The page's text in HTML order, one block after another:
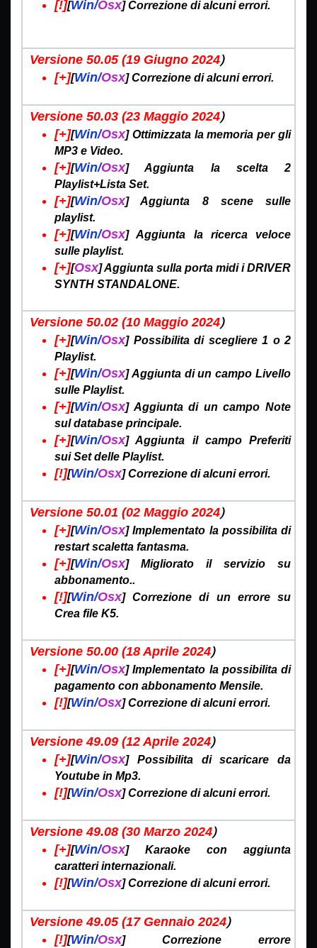
[!][Win/Osx] Correzione di alcuni errori.
Versione 50.05 (19 Giugno 2024)
[+][Win/Osx] Correzione di alcuni errori.
Versione 50.03 (23 Maggio 2024)
[+][Win/Osx] Ottimizzata la memoria per gli
MP3 e Video.
[+][Win/Osx] Aggiunta la scelta 2
Playlist+Lista Set.
[+][Win/Osx] Aggiunta 8 scene sulle
playlist.
[+][Win/Osx] Aggiunta la ricerca veloce
sulle playlist.
[+][Osx] Aggiunta sulla porta midi i DRIVER
SYNTH STANDALONE.
Versione 50.02 (10 Maggio 2024)
[+][Win/Osx] Possibilita di scegliere 1 o 2
Playlist.
[+][Win/Osx] Aggiunta di un campo Livello
sulle Playlist.
[+][Win/Osx] Aggiunta di un campo Note
sul database principale.
[+][Win/Osx] Aggiunta il campo Preferiti
sui Set delle Playlist.
[!][Win/Osx] Correzione di alcuni errori.
Versione 50.01 (02 Maggio 2024)
[+][Win/Osx] Implementato la possibilita di
restart scaletta fantasma.
[+][Win/Osx] Migliorato il servizio su
abbonamento..
[!][Win/Osx] Correzione di un errore su
Crea file K5.
Versione 50.00 (18 Aprile 2024)
[+][Win/Osx] Implementato la possibilita di
pagamento con abbonamento Mensile.
[!][Win/Osx] Correzione di alcuni errori.
Versione 49.09 (12 Aprile 2024)
[+][Win/Osx] Possibilita di scaricare da
Youtube in Mp3.
[!][Win/Osx] Correzione di alcuni errori.
Versione 49.08 (30 Marzo 2024)
[+][Win/Osx] Karaoke con aggiunta
caratteri internazionali.
[!][Win/Osx] Correzione di alcuni errori.
Versione 49.05 (17 Gennaio 2024)
[!][Win/Osx]
Correzione errore